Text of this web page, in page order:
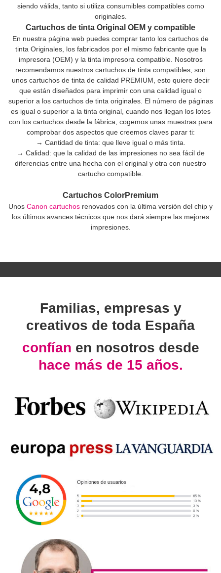
siendo válida, tanto si utiliza consumibles compatibles como
originales.
Cartuchos de tinta Original OEM y compatible
En nuestra página web puedes comprar tanto los cartuchos de
tinta Originales, los fabricados por el mismo fabricante que la
impresora (OEM) y la tinta impresora compatible. Nosotros
recomendamos nuestros cartuchos de tinta compatibles, son
unos cartuchos de tinta de calidad PREMIUM, esto quiere decir
que están diseñados para imprimir con una calidad igual o
superior a los cartuchos de tinta originales. El número de páginas
es igual o superior a la tinta original, cuando nos llegan los lotes
con los cartuchos desde la fábrica, cogemos unas muestras para
comprobar dos aspectos que creemos claves parar ti:
→ Cantidad de tinta: que lleve igual o más tinta.
→ Calidad: que la calidad de las impresiones no sea fácil de
diferencias entre una hecha con el original y otra con nuestro
cartucho compatible.
Cartuchos ColorPremium
Unos Canon cartuchos renovados con la última versión del chip y
los últimos avances técnicos que nos dará siempre las mejores
impresiones.
Familias, empresas y
creativos de toda España
confían en nosotros desde
hace más de 15 años.